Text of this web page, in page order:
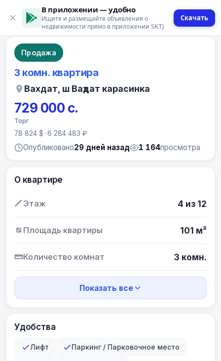
В приложении — удобно
Ищите и размещайте объявления о
недвижимости прямо в приложении SK.TJ
Скачать
10 фото
Продажа
3 комн. квартира
Вахдат, ш Ваҳдат карасинка
729 000 с.
Торг
78 824 $•6 284 483 ₽
Опубликовано29 дней назад 1 164просмотра
О квартире
Этаж 4 из 12
Площадь квартиры 101 м²
Количество комнат 3 комн.
Показать все
Удобства
Лифт Паркинг / Парковочное место